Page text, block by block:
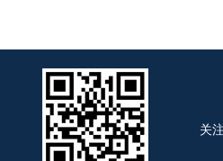
关